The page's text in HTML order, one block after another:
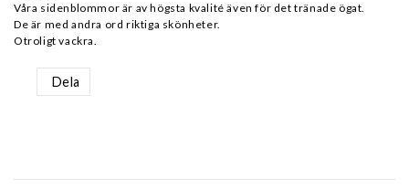
Våra sidenblommor är av högsta kvalité även för det tränade ögat.
De är med andra ord riktiga skönheter.
Otroligt vackra.
Dela